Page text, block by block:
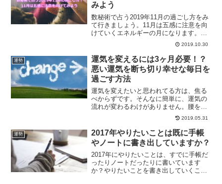
みよう
数秘術で占う2019年11月の過ごし方をみ
て行きましょう。11月は五感に注意を向
けていくエネルギーの月になります。数
秘で占う2019年11月の過ごし方は？2019.10.30
運勢
運気を変えるには3ヶ月必要！？
悪い運気を断ち切り幸せな毎日を
過ごす方法
運気を変えたいと思われてる方は、焦る
べからずです。そんなに簡単に、運気の
流れが変わるわけがありません。腰を据
えて、まずは悪い運気を手放し、その後
良い運気を取り込む練習をしてみません
か？
2019.05.31
運勢
2017年やりたいことは既に手帳
やノートに書き出していますか？
2017年にやりたいことは、すでに手帳だ
ったりノートだったりに書いています
か？やりたいことを書き出していくこと